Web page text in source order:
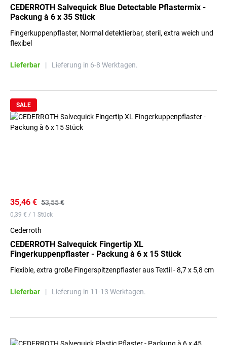
CEDERROTH Salvequick Blue Detectable Pflastermix -
Packung à 6 x 35 Stück
Fingerkuppenpflaster, Normal detektierbar, steril, extra weich und
flexibel
Lieferbar | Lieferung in 6-8 Werktagen.
SALE
35,46 € 53,55 €
0,39 € / 1 Stück
Cederroth
CEDERROTH Salvequick Fingertip XL
Fingerkuppenpflaster - Packung à 6 x 15 Stück
Flexible, extra große Fingerspitzenpflaster aus Textil - 8,7 x 5,8 cm
Lieferbar | Lieferung in 11-13 Werktagen.